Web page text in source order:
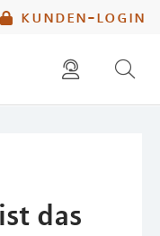
kunden-login
das